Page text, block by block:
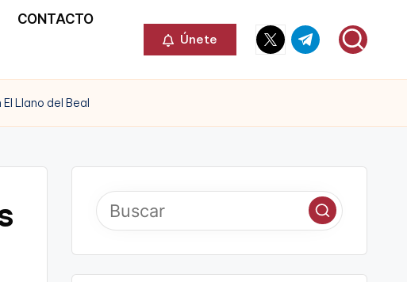
CONTACTO
Únete
Elemento
del
Elemento
del
Llano del Beal